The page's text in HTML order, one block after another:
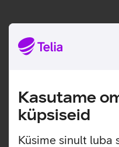
Kasutame
küpsiseid
Küsime sinult luba